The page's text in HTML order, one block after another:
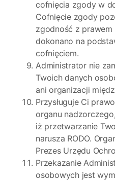
cofnięcia zgody w
Cofnięcie zgody
zgodność z
dokonano na
cofnięciem.
Administrator nie
Twoich danych
ani organizacji
Przysługuje Ci
organu
iż przetwarzanie
narusza RODO.
Prezes Urzędu
Przekazanie
osobowych jest